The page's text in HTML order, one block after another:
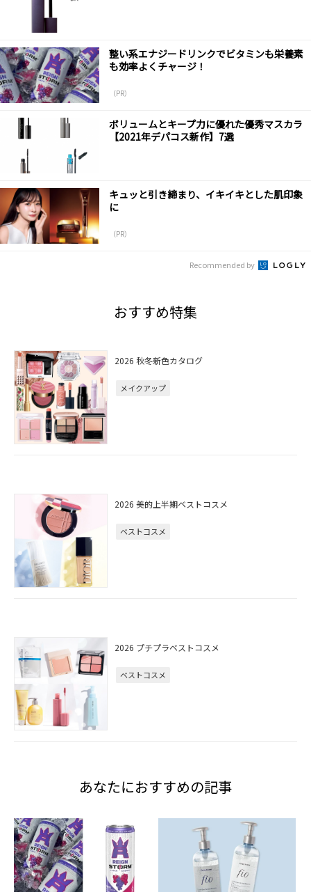
整い系エナジードリンクでビタミンも栄養素
も効率よくチャージ！
（PR）
ボリュームとキープ力に優れた優秀マスカラ
【2021年デパコス新作】7選
キュッと引き締まり、イキイキとした肌印象
に
（PR）
Recommended by
おすすめ特集
2026 秋冬新色カタログ
メイクアップ
2026 美的上半期ベストコスメ
ベストコスメ
2026 プチプラベストコスメ
ベストコスメ
あなたにおすすめの記事